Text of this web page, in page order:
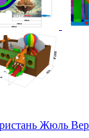
Жюль